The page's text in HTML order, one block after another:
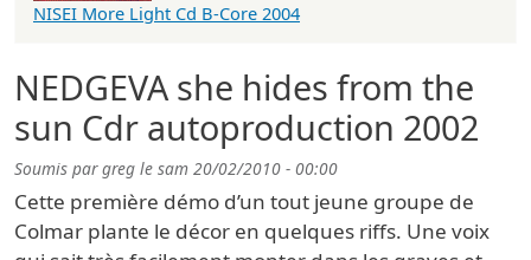
NEDGEVA she hides from the
sun Cdr autoproduction 2002
Soumis pargreg le sam 20/02/2010 - 00:00
Cette première démo d’un tout jeune groupe de
Colmar plante le décor en quelques riffs. Une voix
NISEI More Light Cd B-Core 2004